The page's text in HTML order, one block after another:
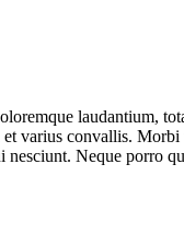
laudantium,
varius convallis.
Neque porro